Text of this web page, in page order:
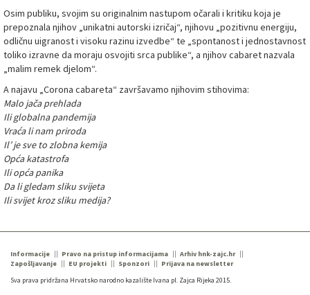
Osim publiku, svojim su originalnim nastupom očarali i kritiku koja je
prepoznala njihov „unikatni autorski izričaj“, njihovu „pozitivnu energiju,
odličnu uigranost i visoku razinu izvedbe“ te „spontanost i jednostavnost
toliko izravne da moraju osvojiti srca publike“, a njihov cabaret nazvala
„malim remek djelom“.
A najavu „Corona cabareta“ završavamo njihovim stihovima:
Malo jača prehlada
Ili globalna pandemija
Vraća li nam priroda
Il’ je sve to zlobna kemija
Opća katastrofa
Ili opća panika
Da li gledam sliku svijeta
Ili svijet kroz sliku medija?
Informacije Pravo na pristup informacijama
Arhiv hnk-zajc.hr
Zapošljavanje
EU projekti Sponzori
Prijava na newsletter
Sva prava pridržana Hrvatsko narodno kazalište Ivana pl. Zajca Rijeka 2015.